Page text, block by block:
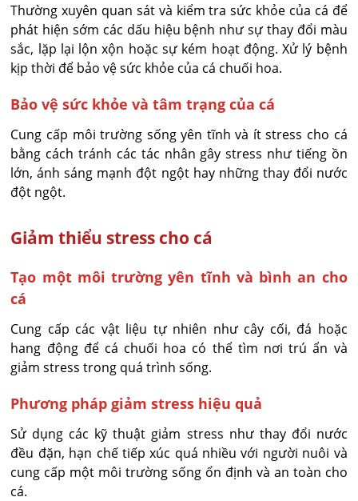
Thường xuyên quan sát và kiểm tra sức khỏe của cá để
phát hiện sớm các dấu hiệu bệnh như sự thay đổi màu
sắc, lặp lại lộn xộn hoặc sự kém hoạt động. Xử lý bệnh
kịp thời để bảo vệ sức khỏe của cá chuối hoa.
Bảo vệ sức khỏe và tâm trạng của cá
Cung cấp môi trường sống yên tĩnh và ít stress cho cá
bằng cách tránh các tác nhân gây stress như tiếng ồn
lớn, ánh sáng mạnh đột ngột hay những thay đổi nước
đột ngột.
Giảm thiểu stress cho cá
Tạo một môi trường yên tĩnh và bình an cho
cá
Cung cấp các vật liệu tự nhiên như cây cối, đá hoặc
hang động để cá chuối hoa có thể tìm nơi trú ẩn và
giảm stress trong quá trình sống.
Phương pháp giảm stress hiệu quả
Sử dụng các kỹ thuật giảm stress như thay đổi nước
đều đặn, hạn chế tiếp xúc quá nhiều với người nuôi và
cung cấp một môi trường sống ổn định và an toàn cho
cá.